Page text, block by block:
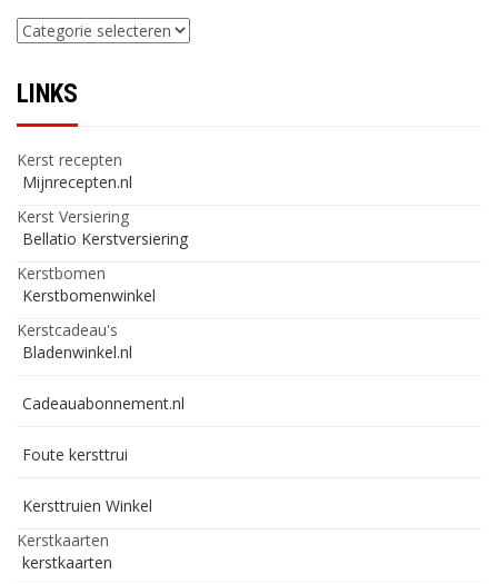
Categorieën
LINKS
Kerst recepten
Mijnrecepten.nl
Kerst Versiering
Bellatio Kerstversiering
Kerstbomen
Kerstbomenwinkel
Kerstcadeau's
Bladenwinkel.nl
Cadeauabonnement.nl
Foute kersttrui
Kersttruien Winkel
Kerstkaarten
kerstkaarten